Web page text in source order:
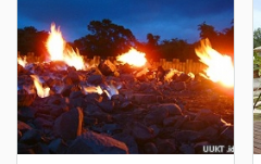
賞景的好地點。
從恆春工商一旁的路進去，
順著路開上山，經過恆春生
態農場再往上走，便可抵達
此地，但夜間人車稀少，路
燈較少，行車需注意安全。
named “Zhen-Nan-Gong”
here, you can see the whole
town at the square of the
temple, even the Lake ”Long
Luan Tan” as weII as the sea.
On a cloudless night, lt is
aIso a good place to see the
To go to Chi-Niu-Ling, you
have to go straight on the
road beside Hengchun
Vocational High SchooI, past
the Hengchun Farm, and you
wiII arrive soon. Be careful,
there are onIy a few cars or